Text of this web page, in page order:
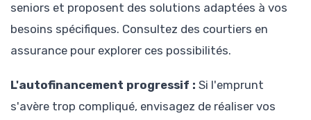
seniors et proposent des solutions adaptées à vos
besoins spécifiques. Consultez des courtiers en
assurance pour explorer ces possibilités.
L'autofinancement progressif : Si l'emprunt
s'avère trop compliqué, envisagez de réaliser vos